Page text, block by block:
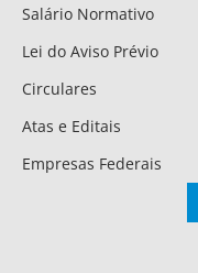
Salário Normativo
Lei do Aviso Prévio
Circulares
Atas e Editais
Empresas Federais